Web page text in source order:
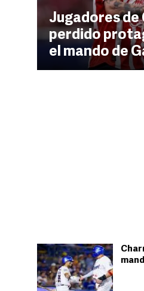
Jugadores de
perdido
el mando de